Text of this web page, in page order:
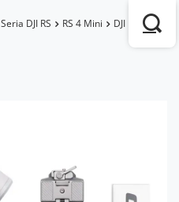
Seria DJI RS RS 4 Mini DJI RS 4 Mini